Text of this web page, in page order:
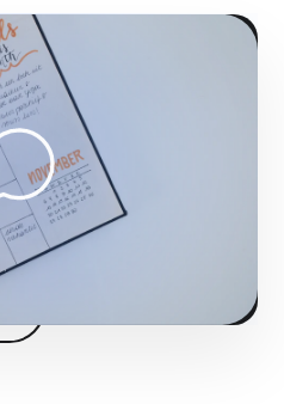
de relaciones
cultiva el deseo y
consumidor.
y tácticas de tracción.